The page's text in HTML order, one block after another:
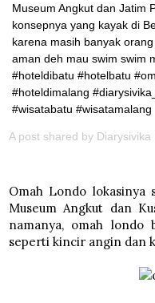
Museum Angkut dan Jatim
konsepnya yang kayak di
karena masih banyak
aman deh mau swim swim
#hoteldibatu #hotelbatu
#hoteldimalang
#wisatabatu #wisatamalang
A post shared by Diarysivika
Omah Londo lokasinya
Museum Angkut dan
namanya, omah londo
seperti kincir angin dan